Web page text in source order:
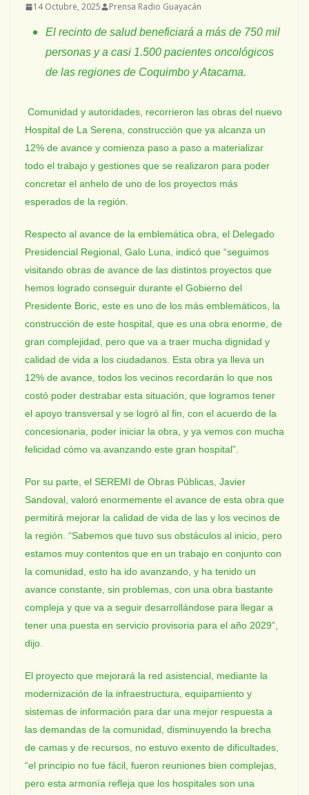
14 Octubre, 2025 Prensa Radio Guayacán
El recinto de salud beneficiará a más de 750 mil
personas y a casi 1.500 pacientes oncológicos
de las regiones de Coquimbo y Atacama.
Comunidad y autoridades, recorrieron las obras del nuevo
Hospital de La Serena, construcción que ya alcanza un
12% de avance y comienza paso a paso a materializar
todo el trabajo y gestiones que se realizaron para poder
concretar el anhelo de uno de los proyectos más
esperados de la región.
Respecto al avance de la emblemática obra, el Delegado
Presidencial Regional, Galo Luna, indicó que “seguimos
visitando obras de avance de las distintos proyectos que
hemos logrado conseguir durante el Gobierno del
Presidente Boric, este es uno de los más emblemáticos, la
construcción de este hospital, que es una obra enorme, de
gran complejidad, pero que va a traer mucha dignidad y
calidad de vida a los ciudadanos. Esta obra ya lleva un
12% de avance, todos los vecinos recordarán lo que nos
costó poder destrabar esta situación, que logramos tener
el apoyo transversal y se logró al fin, con el acuerdo de la
concesionaria, poder iniciar la obra, y ya vemos con mucha
felicidad cómo va avanzando este gran hospital”.
Por su parte, el SEREMI de Obras Públicas, Javier
Sandoval, valoró enormemente el avance de esta obra que
permitirá mejorar la calidad de vida de las y los vecinos de
la región. “Sabemos que tuvo sus obstáculos al inicio, pero
estamos muy contentos que en un trabajo en conjunto con
la comunidad, esto ha ido avanzando, y ha tenido un
avance constante, sin problemas, con una obra bastante
compleja y que va a seguir desarrollándose para llegar a
tener una puesta en servicio provisoria para el año 2029”,
dijo.
El proyecto que mejorará la red asistencial, mediante la
modernización de la infraestructura, equipamiento y
sistemas de información para dar una mejor respuesta a
las demandas de la comunidad, disminuyendo la brecha
de camas y de recursos, no estuvo exento de dificultades,
“el principio no fue fácil, fueron reuniones bien complejas,
pero esta armonía refleja que los hospitales son una